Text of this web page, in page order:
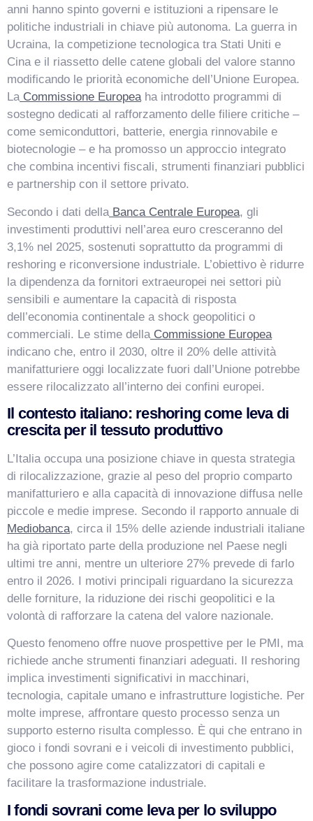
anni hanno spinto governi e istituzioni a ripensare le
politiche industriali in chiave più autonoma. La guerra in
Ucraina, la competizione tecnologica tra Stati Uniti e
Cina e il riassetto delle catene globali del valore stanno
modificando le priorità economiche dell’Unione Europea.
La Commissione Europeaha introdotto programmi di
sostegno dedicati al rafforzamento delle filiere critiche –
come semiconduttori, batterie, energia rinnovabile e
biotecnologie – e ha promosso un approccio integrato
che combina incentivi fiscali, strumenti finanziari pubblici
e partnership con il settore privato.
Secondo i dati della Banca Centrale Europea, gli
investimenti produttivi nell’area euro cresceranno del
3,1% nel 2025, sostenuti soprattutto da programmi di
reshoring e riconversione industriale. L’obiettivo è ridurre
la dipendenza da fornitori extraeuropei nei settori più
sensibili e aumentare la capacità di risposta
dell’economia continentale a shock geopolitici o
commerciali. Le stime della Commissione Europea
indicano che, entro il 2030, oltre il 20% delle attività
manifatturiere oggi localizzate fuori dall’Unione potrebbe
essere rilocalizzato all’interno dei confini europei.
Il contesto italiano: reshoring come leva di
crescita per il tessuto produttivo
L’Italia occupa una posizione chiave in questa strategia
di rilocalizzazione, grazie al peso del proprio comparto
manifatturiero e alla capacità di innovazione diffusa nelle
piccole e medie imprese. Secondo il rapporto annuale di
Mediobanca, circa il 15% delle aziende industriali italiane
ha già riportato parte della produzione nel Paese negli
ultimi tre anni, mentre un ulteriore 27% prevede di farlo
entro il 2026. I motivi principali riguardano la sicurezza
delle forniture, la riduzione dei rischi geopolitici e la
volontà di rafforzare la catena del valore nazionale.
Questo fenomeno offre nuove prospettive per le PMI, ma
richiede anche strumenti finanziari adeguati. Il reshoring
implica investimenti significativi in macchinari,
tecnologia, capitale umano e infrastrutture logistiche. Per
molte imprese, affrontare questo processo senza un
supporto esterno risulta complesso. È qui che entrano in
gioco i fondi sovrani e i veicoli di investimento pubblici,
che possono agire come catalizzatori di capitali e
facilitare la trasformazione industriale.
I fondi sovrani come leva per lo sviluppo
VismarChat AI Agent
Salve! Sono VismarChat, l'agente AI di Vismarcorp. In
cosa possiamo esserti utile?